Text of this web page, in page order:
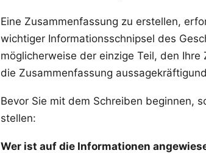
Eine Zusammenfassung zu erstellen,
wichtiger Informationsschnipsel des
möglicherweise der einzige Teil, den
die Zusammenfassung
Bevor Sie mit dem Schreiben beginnen,
stellen:
Wer ist auf die Informationen